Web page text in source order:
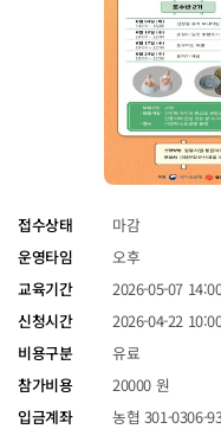
접수상태
마감
운영타임
오후
교육기간
2026-05-07
신청시간
2026-04-22
비용구분
유료
참가비용
20000 원
입금계좌
농협 301-0306-